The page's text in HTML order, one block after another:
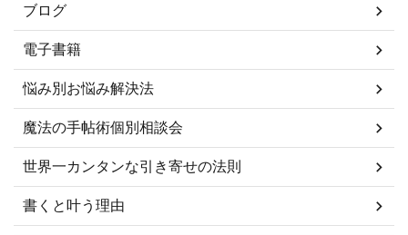
ブログ
電子書籍
悩み別お悩み解決法
魔法の手帖術個別相談会
世界一カンタンな引き寄せの法則
書くと叶う理由